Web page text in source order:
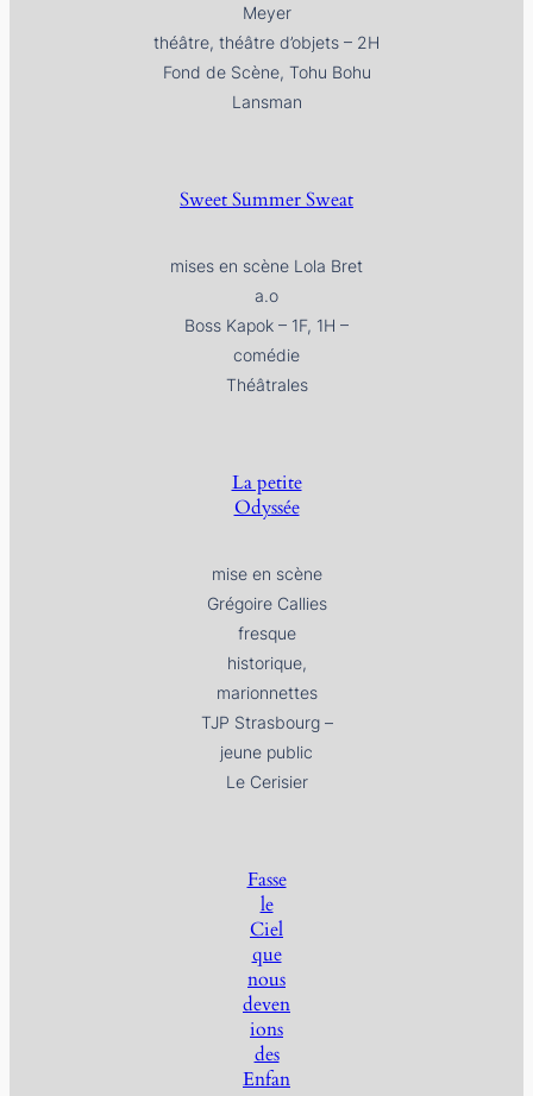
Meyer
théâtre, théâtre d’objets – 2H
Fond de Scène, Tohu Bohu
Lansman
Sweet Summer Sweat
mises en scène Lola Bret
a.o
Boss Kapok – 1F, 1H –
comédie
Théâtrales
La petite
Odyssée
mise en scène
Grégoire Callies
fresque
historique,
marionnettes
TJP Strasbourg –
jeune public
Le Cerisier
Fasse
le
Ciel
que
nous
deven
ions
des
Enfan